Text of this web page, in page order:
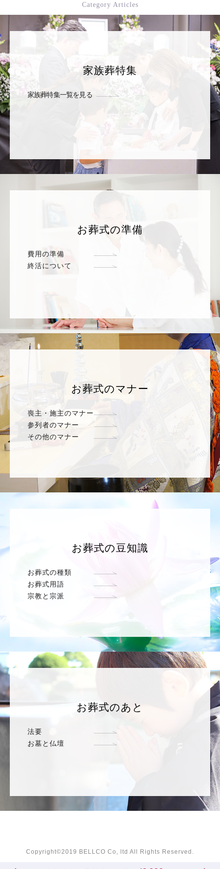
Category Articles
家族葬特集
家族葬特集一覧を見る
お葬式の準備
費用の準備
終活について
お葬式のマナー
喪主・施主のマナー
参列者のマナー
その他のマナー
お葬式の豆知識
お葬式の種類
お葬式用語
宗教と宗派
お葬式のあと
法要
お墓と仏壇
Copyright©2019 BELLCO Co, ltd All Rights Reserved.